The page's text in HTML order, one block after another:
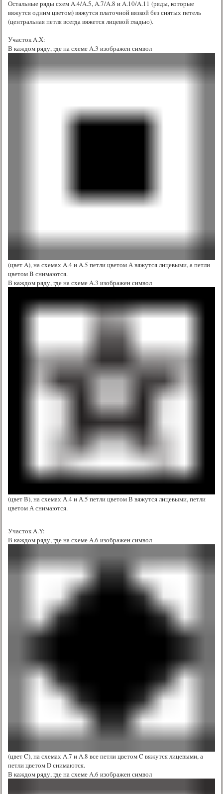
Остальные ряды схем A.4/A.5, A.7/A.8 и A.10/A.11 (ряды, которые
вяжутся одним цветом) вяжутся платочной вязкой без снятых петель
(центральная петля всегда вяжется лицевой гладью).
Участок A.X:
В каждом ряду, где на схеме A.3 изображен символ
(цвет A), на схемах A.4 и A.5 петли цветом А вяжутся лицевыми, а петли
цветом B снимаются.
В каждом ряду, где на схеме A.3 изображен символ
(цвет B), на схемах А.4 и А.5 петли цветом В вяжутся лицевыми, петли
цветом А снимаются.
Участок A.Y:
В каждом ряду, где на схеме A.6 изображен символ
(цвет C), на схемах A.7 и A.8 все петли цветом C вяжутся лицевыми, а
петли цветом D снимаются.
В каждом ряду, где на схеме A.6 изображен символ